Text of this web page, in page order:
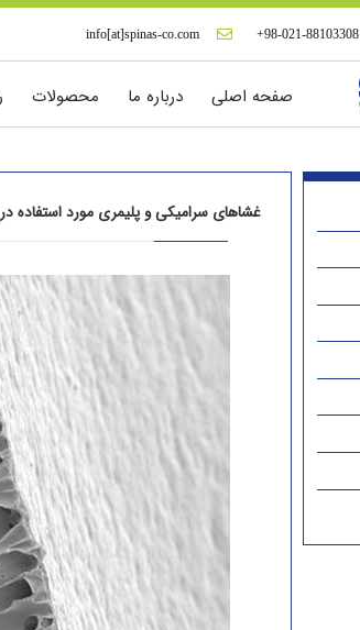
98-021-88103308+
info[at]spinas-co.com
صفحه اصلی درباره ما محصولات
غشاهای سرامیکی و پلیمری مورد استفاده